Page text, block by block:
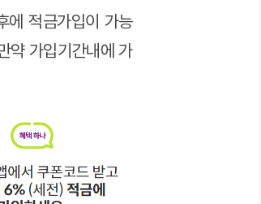
에 적금가입이 가능
약 가입기간내에 가